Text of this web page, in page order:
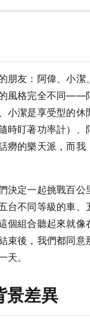
朋友：阿偉、小潔
風格完全不同——
小潔是享受型的休
時盯著功率計）、
癆的樂天派，而我
決定一起挑戰百公
台不同等級的車、
組合聽起來就像
束後，我們都同意
天。
景差異